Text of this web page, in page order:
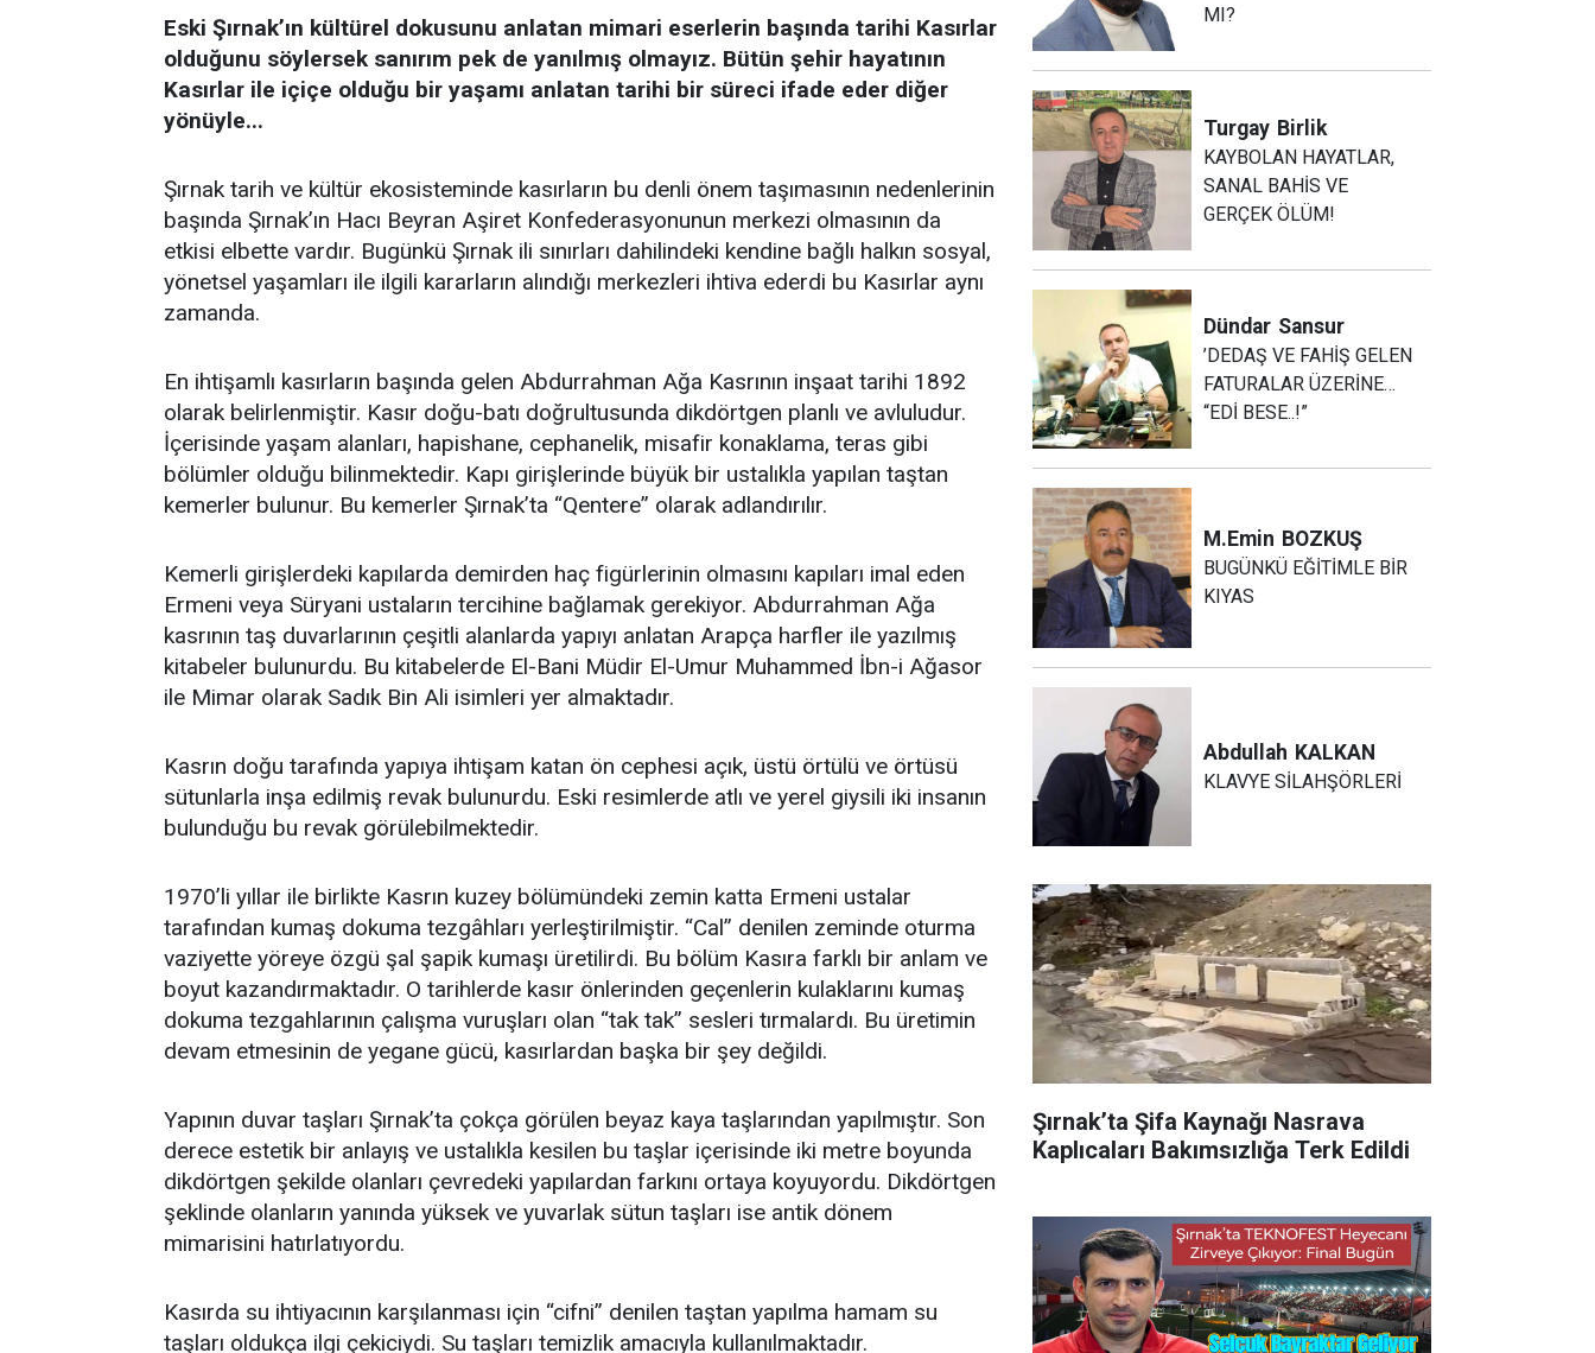
Eski Şırnak’ın kültürel dokusunu anlatan mimari eserlerin başında tarihi Kasırlar
olduğunu söylersek sanırım pek de yanılmış olmayız. Bütün şehir hayatının
Kasırlar ile içiçe olduğu bir yaşamı anlatan tarihi bir süreci ifade eder diğer
yönüyle...
Şırnak tarih ve kültür ekosisteminde kasırların bu denli önem taşımasının nedenlerinin
başında Şırnak’ın Hacı Beyran Aşiret Konfederasyonunun merkezi olmasının da
etkisi elbette vardır. Bugünkü Şırnak ili sınırları dahilindeki kendine bağlı halkın sosyal,
yönetsel yaşamları ile ilgili kararların alındığı merkezleri ihtiva ederdi bu Kasırlar aynı
zamanda.
En ihtişamlı kasırların başında gelen Abdurrahman Ağa Kasrının inşaat tarihi 1892
olarak belirlenmiştir. Kasır doğu-batı doğrultusunda dikdörtgen planlı ve avluludur.
İçerisinde yaşam alanları, hapishane, cephanelik, misafir konaklama, teras gibi
bölümler olduğu bilinmektedir. Kapı girişlerinde büyük bir ustalıkla yapılan taştan
kemerler bulunur. Bu kemerler Şırnak’ta “Qentere” olarak adlandırılır.
Kemerli girişlerdeki kapılarda demirden haç figürlerinin olmasını kapıları imal eden
Ermeni veya Süryani ustaların tercihine bağlamak gerekiyor. Abdurrahman Ağa
kasrının taş duvarlarının çeşitli alanlarda yapıyı anlatan Arapça harfler ile yazılmış
kitabeler bulunurdu. Bu kitabelerde El-Bani Müdir El-Umur Muhammed İbn-i Ağasor
ile Mimar olarak Sadık Bin Ali isimleri yer almaktadır.
Kasrın doğu tarafında yapıya ihtişam katan ön cephesi açık, üstü örtülü ve örtüsü
sütunlarla inşa edilmiş revak bulunurdu. Eski resimlerde atlı ve yerel giysili iki insanın
bulunduğu bu revak görülebilmektedir.
1970’li yıllar ile birlikte Kasrın kuzey bölümündeki zemin katta Ermeni ustalar
tarafından kumaş dokuma tezgâhları yerleştirilmiştir. “Cal” denilen zeminde oturma
vaziyette yöreye özgü şal şapik kumaşı üretilirdi. Bu bölüm Kasıra farklı bir anlam ve
boyut kazandırmaktadır. O tarihlerde kasır önlerinden geçenlerin kulaklarını kumaş
dokuma tezgahlarının çalışma vuruşları olan “tak tak” sesleri tırmalardı. Bu üretimin
devam etmesinin de yegane gücü, kasırlardan başka bir şey değildi.
Yapının duvar taşları Şırnak’ta çokça görülen beyaz kaya taşlarından yapılmıştır. Son
derece estetik bir anlayış ve ustalıkla kesilen bu taşlar içerisinde iki metre boyunda
dikdörtgen şekilde olanları çevredeki yapılardan farkını ortaya koyuyordu. Dikdörtgen
şeklinde olanların yanında yüksek ve yuvarlak sütun taşları ise antik dönem
mimarisini hatırlatıyordu.
Kasırda su ihtiyacının karşılanması için “cifni” denilen taştan yapılma hamam su
taşları oldukça ilgi çekiciydi. Su taşları temizlik amacıyla kullanılmaktadır.
MI?
Turgay Birlik
KAYBOLAN HAYATLAR,
SANAL BAHİS VE
GERÇEK ÖLÜM!
Dündar Sansur
’DEDAŞ VE FAHİŞ GELEN
FATURALAR ÜZERİNE…
“EDİ BESE..!”
M.Emin BOZKUŞ
BUGÜNKÜ EĞİTİMLE BİR
KIYAS
Abdullah KALKAN
KLAVYE SİLAHŞÖRLERİ
Şırnak’ta Şifa Kaynağı Nasrava
Kaplıcaları Bakımsızlığa Terk Edildi